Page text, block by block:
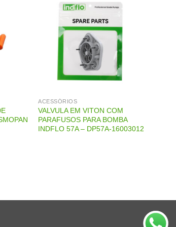
ACESSÓRIOS
VALVULA EM VITON COM
PARAFUSOS PARA BOMBA
INDFLO 57A – DP57A-16003012